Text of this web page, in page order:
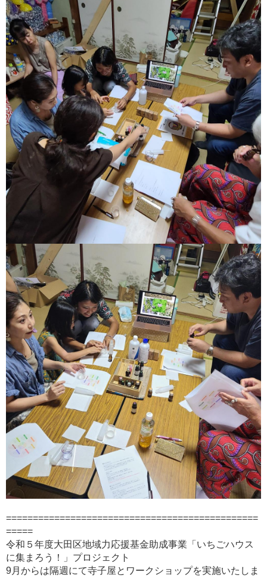
===============================================
=====
令和５年度大田区地域力応援基金助成事業「いちごハウス
に集まろう！」プロジェクト
9月からは隔週にて寺子屋とワークショップを実施いたしま